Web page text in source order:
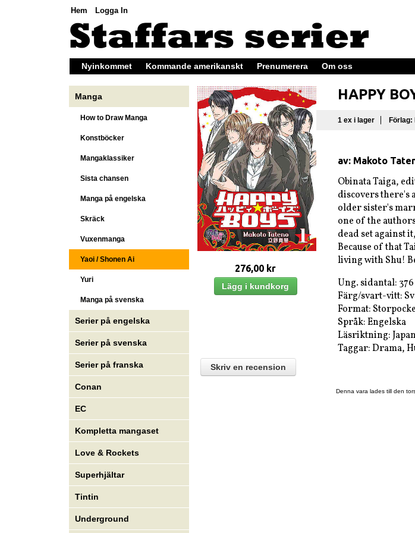
Hem Logga In
Nyinkommet Kommande amerikanskt Prenumerera Om oss
Manga
How to Draw Manga
Konstböcker
Mangaklassiker
Sista chansen
Manga på engelska
Skräck
Vuxenmanga
Yaoi / Shonen Ai
Yuri
Manga på svenska
Serier på engelska
Serier på svenska
Serier på franska
Conan
EC
Kompletta mangaset
Love & Rockets
Superhjältar
Tintin
Underground
276,00 kr
HAPPY
1 ex i lager Förlag:
av: Makoto
Obinata Taiga,
discovers there's
older sister's
one of the
dead set against
Because of that
living with Shu!
Ung. sidantal: 376
Färg/svart-vitt:
Format:
Språk: Engelska
Läsriktning:
Taggar: Drama,
Skriv en recension
Denna vara lades till den